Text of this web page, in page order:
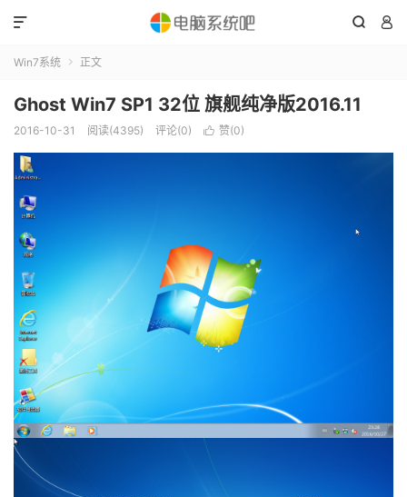
 

Win7系统  正文
Ghost Win7 SP1 32位 旗舰纯净版2016.11
2016-10-31 阅读(4395) 评论(0)  赞(0)